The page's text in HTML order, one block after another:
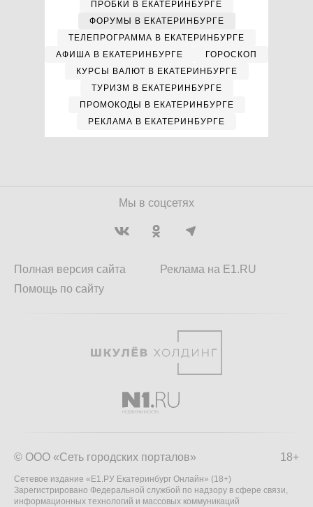
ПРОБКИ В ЕКАТЕРИНБУРГЕ
ФОРУМЫ В ЕКАТЕРИНБУРГЕ
ТЕЛЕПРОГРАММА В ЕКАТЕРИНБУРГЕ
АФИША В ЕКАТЕРИНБУРГЕ
ГОРОСКОП
КУРСЫ ВАЛЮТ В ЕКАТЕРИНБУРГЕ
ТУРИЗМ В ЕКАТЕРИНБУРГЕ
ПРОМОКОДЫ В ЕКАТЕРИНБУРГЕ
РЕКЛАМА В ЕКАТЕРИНБУРГЕ
Мы в соцсетях
Полная версия сайта
Помощь по сайту
Реклама на E1.RU
18+
© ООО «Сеть городских порталов»
Сетевое издание «Е1.РУ Екатеринбург Онлайн» (18+)
Зарегистрировано Федеральной службой по надзору в сфере связи,
информационных технологий и массовых коммуникаций